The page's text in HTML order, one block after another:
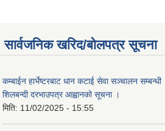
सार्वजनिक खरिद/बोलपत्र सूचना
कम्बाईन हार्भेष्टरबाट धान कटाई सेवा सञ्चालन सम्बन्धी
शिलबन्दी दरभाउपत्र आह्वानको सूचना ।
मिति: 11/02/2025 - 15:55